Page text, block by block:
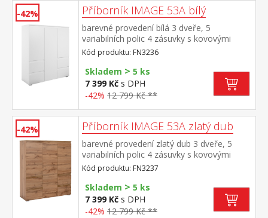
-42% Příborník IMAGE 53A bílý
barevné provedení bílá 3 dveře, 5
variabilních polic 4 zásuvky s kovovými
pojezdy
Kód produktu: FN3236
Skladem > 5 ks
7 399 Kč s DPH
-42% 12 799 Kč **
-42% Příborník IMAGE 53A zlatý dub
barevné provedení zlatý dub 3 dveře, 5
variabilních polic 4 zásuvky s kovovými
pojezdy
Kód produktu: FN3237
Skladem > 5 ks
7 399 Kč s DPH
-42% 12 799 Kč **